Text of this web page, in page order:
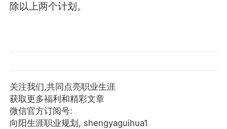
除以上两个计划。
关注我们,共同点亮职业生涯
获取更多福利和精彩文章
微信官方订阅号:
向阳生涯职业规划, shengyaguihua1